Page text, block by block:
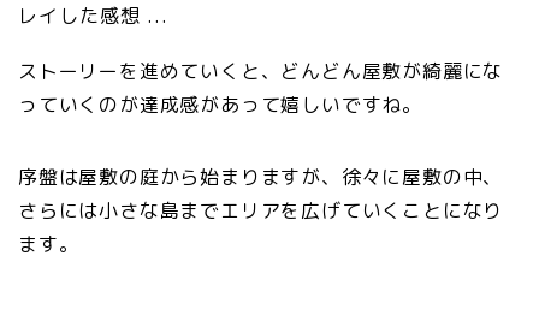
ストーリーを進めていくと、どんどん屋敷が綺麗にな
っていくのが達成感があって嬉しいですね。
序盤は屋敷の庭から始まりますが、徐々に屋敷の中、
さらには小さな島までエリアを広げていくことになり
ます。